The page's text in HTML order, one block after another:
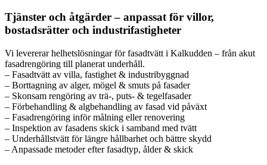
Tjänster och åtgärder – anpassat för villor,
bostadsrätter och industrifastigheter
Vi levererar helhetslösningar för fasadtvätt i Kalkudden – från akut
fasadrengöring till planerat underhåll.
– Fasadtvätt av villa, fastighet & industribyggnad
– Borttagning av alger, mögel & smuts på fasader
– Skonsam rengöring av trä-, puts- & tegelfasader
– Förbehandling & algbehandling av fasad vid påväxt
– Fasadrengöring inför målning eller renovering
– Inspektion av fasadens skick i samband med tvätt
– Underhållstvätt för längre hållbarhet och bättre skydd
– Anpassade metoder efter fasadtyp, ålder & skick